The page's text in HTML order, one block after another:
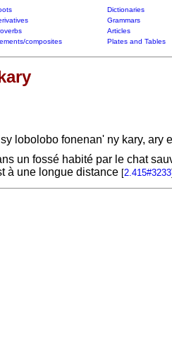
Dictionaries
Grammars
Articles
composites Plates and Tables
lobolobo fonenan' ny kary, ary
un fossé habité par le chat
à une longue distance [2.415#3233]